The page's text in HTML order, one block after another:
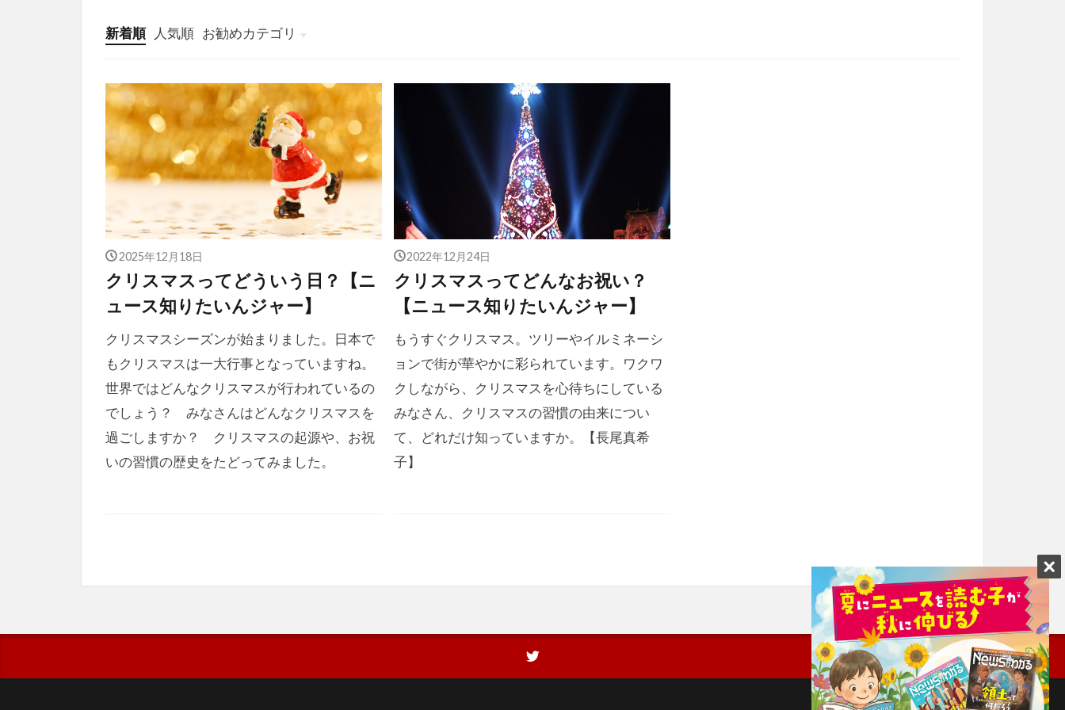
新着順 人気順 お勧めカテゴリ
投稿
学び
マンガ
電子書籍
2025年12月18日
クリスマスってどういう日？【ニ
ュース知りたいんジャー】
クリスマスシーズンが始まりました。日本で
もクリスマスは一大行事となっていますね。
世界ではどんなクリスマスが行われているの
でしょう？ みなさんはどんなクリスマスを
過ごしますか？ クリスマスの起源や、お祝
いの習慣の歴史をたどってみました。
2022年12月24日
クリスマスってどんなお祝い？
【ニュース知りたいんジャー】
もうすぐクリスマス。ツリーやイルミネーシ
ョンで街が華やかに彩られています。ワクワ
クしながら、クリスマスを心待ちにしている
みなさん、クリスマスの習慣の由来につい
て、どれだけ知っていますか。【長尾真希
子】